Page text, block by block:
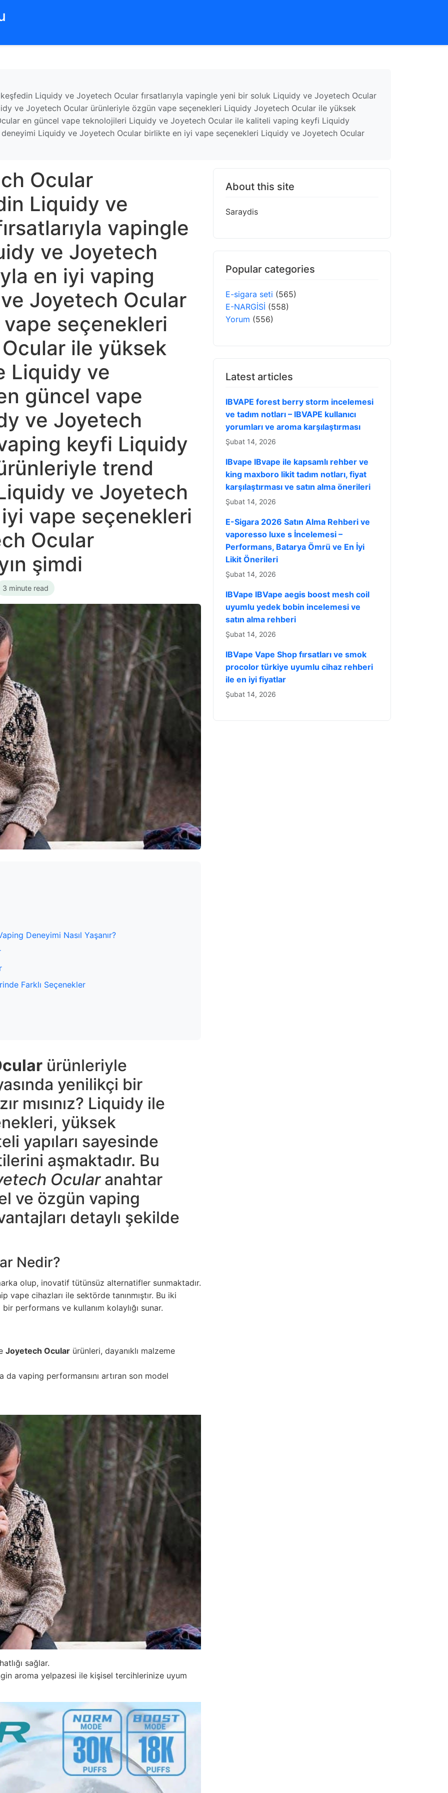
Liquidy ve Joyetech Ocular fırsatlarıyla vapingle yeni bir soluk Liquidy ve Joyetech Ocular
ve Joyetech Ocular ürünleriyle özgün vape seçenekleri Liquidy Joyetech Ocular ile yüksek
en güncel vape teknolojileri Liquidy ve Joyetech Ocular ile kaliteli vaping keyfi Liquidy
Liquidy ve Joyetech Ocular birlikte en iyi vape seçenekleri Liquidy ve Joyetech Ocular
Ocular
Liquidy ve
vapingle
ve Joyetech
en iyi vaping
Joyetech Ocular
seçenekleri
ile yüksek
Liquidy ve
güncel vape
ve Joyetech
keyfi Liquidy
trend
ve Joyetech
vape seçenekleri
Ocular
şimdi
3 minute read
Deneyimi Nasıl Yaşanır?
Farklı Seçenekler
ürünleriyle
yenilikçi bir
mısınız? Liquidy ile
yüksek
yapıları sayesinde
aşmaktadır. Bu
Ocularanahtar
ve özgün vaping
detaylı şekilde
Nedir?
olup, inovatif tütünsüz alternatifler sunmaktadır.
vape cihazları ile sektörde tanınmıştır. Bu iki
performans ve kullanım kolaylığı sunar.
Joyetech Ocular ürünleri, dayanıklı malzeme
vaping performansını artıran son model
sağlar.
aroma yelpazesi ile kişisel tercihlerinize uyum
About this site
Saraydis
Popular categories
E-sigara seti (565)
E-NARGİSİ (558)
Yorum (556)
Latest articles
IBVAPE forest berry storm incelemesi
ve tadım notları – IBVAPE kullanıcı
yorumları ve aroma karşılaştırması
Şubat 14, 2026
IBvape IBvape ile kapsamlı rehber ve
king maxboro likit tadım notları, fiyat
karşılaştırması ve satın alma önerileri
Şubat 14, 2026
E-Sigara 2026 Satın Alma Rehberi ve
vaporesso luxe s İncelemesi –
Performans, Batarya Ömrü ve En İyi
Likit Önerileri
Şubat 14, 2026
IBVape IBVape aegis boost mesh coil
uyumlu yedek bobin incelemesi ve
satın alma rehberi
Şubat 14, 2026
IBVape Vape Shop fırsatları ve smok
procolor türkiye uyumlu cihaz rehberi
ile en iyi fiyatlar
Şubat 14, 2026